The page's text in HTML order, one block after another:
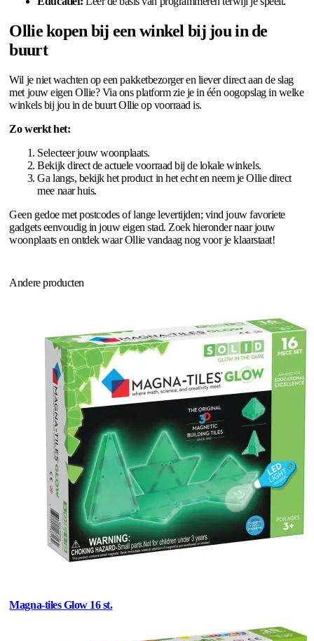
Ollie kopen bij een winkel bij jou in de
buurt
Wil je niet wachten op een pakketbezorger en liever direct aan de slag
met jouw eigen Ollie? Via ons platform zie je in één oogopslag in welke
winkels bij jou in de buurt Ollie op voorraad is.
Zo werkt het:
Selecteer jouw woonplaats.
Bekijk direct de actuele voorraad bij de lokale winkels.
Ga langs, bekijk het product in het echt en neem je Ollie direct
mee naar huis.
Geen gedoe met postcodes of lange levertijden; vind jouw favoriete
gadgets eenvoudig in jouw eigen stad. Zoek hieronder naar jouw
woonplaats en ontdek waar Ollie vandaag nog voor je klaarstaat!
Andere producten
Magna-tiles Glow 16 st.